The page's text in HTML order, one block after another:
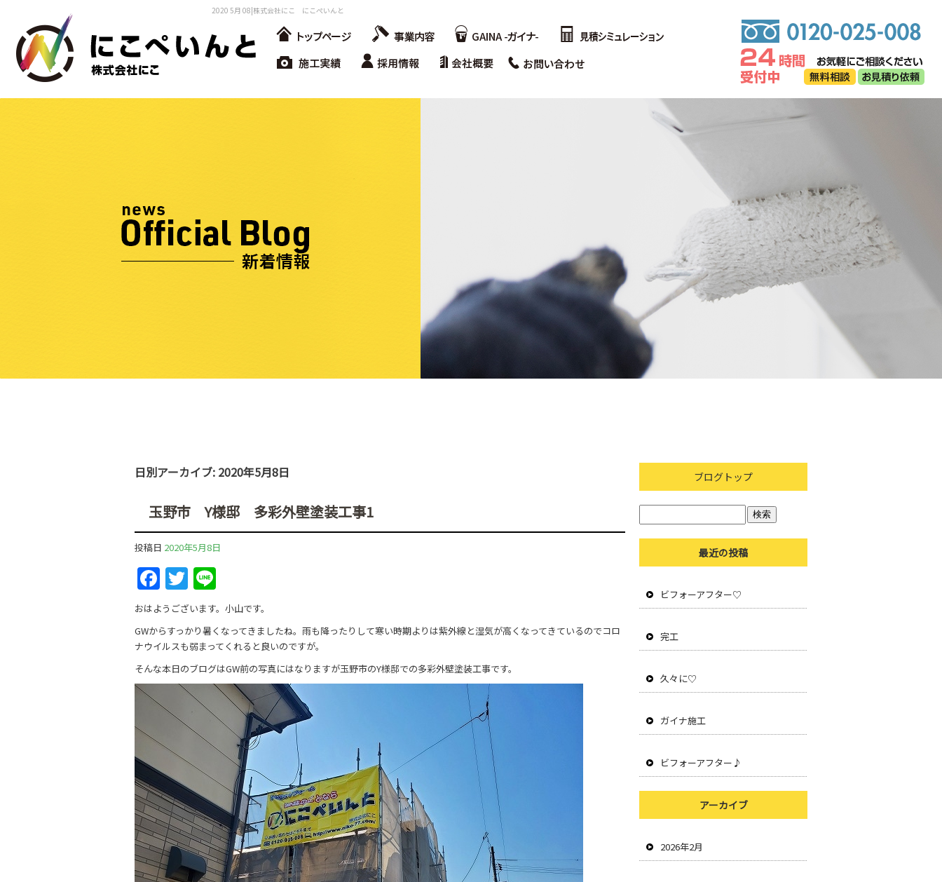
2020 5月 08|株式会社にこ にこぺいんと
日別アーカイブ: 2020年5月8日
玉野市 Y様邸 多彩外壁塗装工事1
投稿日 2020年5月8日
F
a
c
e
b
o
o
k
T
w
itt
er
n
e
おはようございます。小山です。
GWからすっかり暑くなってきましたね。雨も降ったりして寒い時期よりは紫外線と湿気が高くなってきているのでコロ
ナウイルスも弱まってくれると良いのですが。
そんな本日のブログはGW前の写真にはなりますが玉野市のY様邸での多彩外壁塗装工事です。
ブログトップ
最近の投稿
ビフォーアフター♡
完工
久々に♡
ガイナ施工
ビフォーアフター♪
アーカイブ
2026年2月